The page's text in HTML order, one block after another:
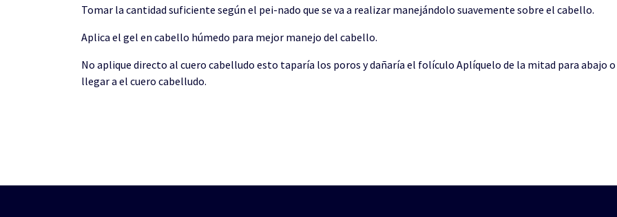
Tomar la cantidad suficiente según el pei-nado que se va a realizar manejándolo suavemente sobre el cabello.
Aplica el gel en cabello húmedo para mejor manejo del cabello.
No aplique directo al cuero cabelludo esto taparía los poros y dañaría el folículo Aplíquelo de la mitad para abajo
llegar a el cuero cabelludo.